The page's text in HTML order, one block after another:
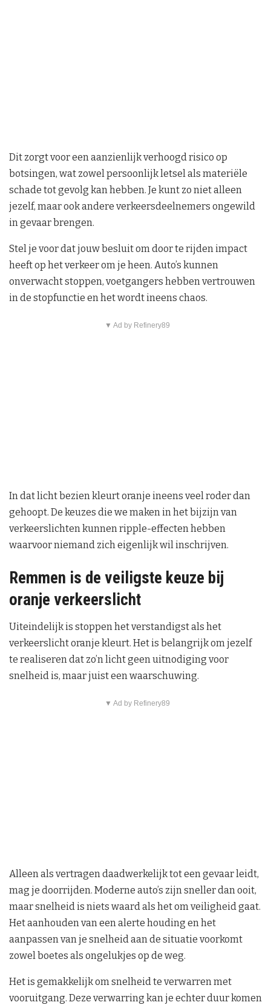
Dit zorgt voor een aanzienlijk verhoogd risico op
botsingen, wat zowel persoonlijk letsel als materiële
schade tot gevolg kan hebben. Je kunt zo niet alleen
jezelf, maar ook andere verkeersdeelnemers ongewild
in gevaar brengen.
Stel je voor dat jouw besluit om door te rijden impact
heeft op het verkeer om je heen. Auto’s kunnen
onverwacht stoppen, voetgangers hebben vertrouwen
in de stopfunctie en het wordt ineens chaos.
▼ Ad by Refinery89
In dat licht bezien kleurt oranje ineens veel roder dan
gehoopt. De keuzes die we maken in het bijzijn van
verkeerslichten kunnen ripple-effecten hebben
waarvoor niemand zich eigenlijk wil inschrijven.
Remmen is de veiligste keuze bij
oranje verkeerslicht
Uiteindelijk is stoppen het verstandigst als het
verkeerslicht oranje kleurt. Het is belangrijk om jezelf
te realiseren dat zo’n licht geen uitnodiging voor
snelheid is, maar juist een waarschuwing.
▼ Ad by Refinery89
Alleen als vertragen daadwerkelijk tot een gevaar leidt,
mag je doorrijden. Moderne auto’s zijn sneller dan ooit,
maar snelheid is niets waard als het om veiligheid gaat.
Het aanhouden van een alerte houding en het
aanpassen van je snelheid aan de situatie voorkomt
zowel boetes als ongelukjes op de weg.
Het is gemakkelijk om snelheid te verwarren met
vooruitgang. Deze verwarring kan je echter duur komen